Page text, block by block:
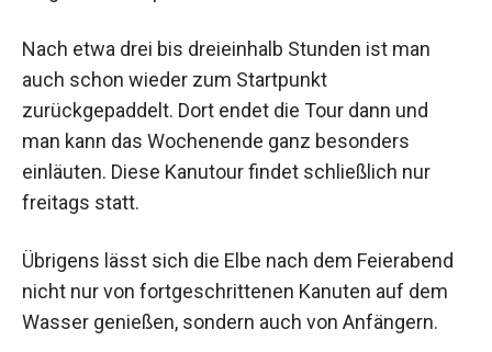
Nach etwa drei bis dreieinhalb Stunden ist man
auch schon wieder zum Startpunkt
zurückgepaddelt. Dort endet die Tour dann und
man kann das Wochenende ganz besonders
einläuten. Diese Kanutour findet schließlich nur
freitags statt.
Übrigens lässt sich die Elbe nach dem Feierabend
nicht nur von fortgeschrittenen Kanuten auf dem
Wasser genießen, sondern auch von Anfängern.